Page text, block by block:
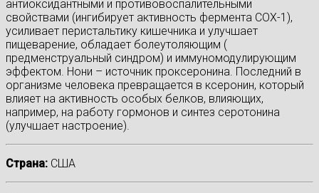
антиоксидантными и противовоспалительными
свойствами (ингибирует активность фермента СОХ-1),
усиливает перистальтику кишечника и улучшает
пищеварение, обладает болеутоляющим (
предменструальный синдром) и иммуномодулирующим
эффектом. Нони – источник проксеронина. Последний в
организме человека превращается в ксеронин, который
влияет на активность особых белков, влияющих,
например, на работу гормонов и синтез серотонина
(улучшает настроение).
Страна: США